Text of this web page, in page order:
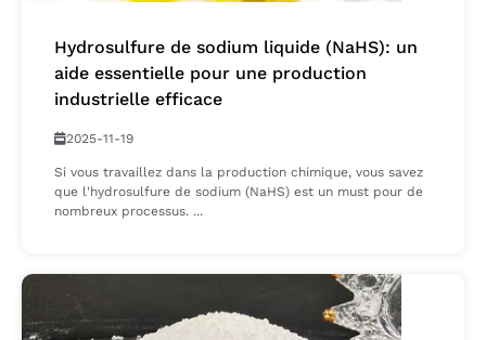
Hydrosulfure de sodium liquide (NaHS): un
aide essentielle pour une production
industrielle efficace ​
2025-11-19
Si vous travaillez dans la production chimique, vous savez
que l'hydrosulfure de sodium (NaHS) est un must pour de
nombreux processus. ...